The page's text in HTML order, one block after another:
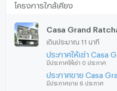
-โตะวางไม้Oak สั่งตัดพิเศษ ลบ
-TV SONY OLED 65"บางเฉียบ
-Counterไม้Oak +สตู 2 เก้าอี้บ
-โซฟาJAS หนังอิตาลีหุ้มทั้งส่วน
-เคาท์เตอร์ครัวBuilt-in พร้อมเ
-ตู้เย็นใหญ่ Samsung แยกควา
-เครื่องซักผ้า ฝาหน้า Samsung
-เตียงไม้Oak ขนาด6ฟุต 1เตียง,
โครงการใกล้เคียง
เดินประมาณ 11 นาที
ประกาศให้เช่า Casa
มีประกาศให้เช่า 0 ประกาศ
ประกาศขาย Casa
มีประกาศขาย 6 ประกาศ